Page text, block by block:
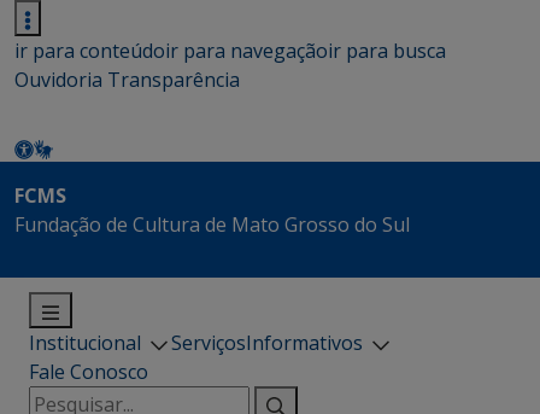
ir para conteúdoir para navegaçãoir para busca
Ouvidoria Transparência
FCMS
Fundação de Cultura de Mato Grosso do Sul
Institucional ServiçosInformativos
Fale Conosco
Pesquisar